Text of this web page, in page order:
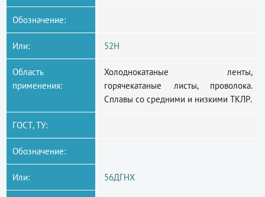
Обозначение:
Или: 52Н
Область
применения:
Холоднокатаные ленты,
горячекатаные листы, проволока.
Сплавы со средними и низкими ТКЛР.
ГОСТ, ТУ:
Обозначение:
Или: 56ДГНХ